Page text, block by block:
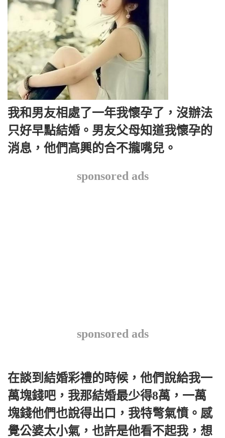
我和男友相處了一年我懷孕了，沒辦法
只好早點結婚。男友父母知道我懷孕的
消息，他們高興的合不攏嘴兒。
sponsored ads
sponsored ads
在談到結婚彩禮的時候，他們說給我一
萬塊錢吧，我那結婚最少得8萬，一萬
塊錢他們也說得出口，我特彆氣憤。感
覺公婆太小氣，也許是他看不起我，想